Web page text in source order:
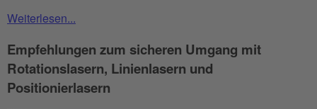
Weiterlesen...
Empfehlungen zum sicheren Umgang mit
Rotationslasern, Linienlasern und
Positionierlasern